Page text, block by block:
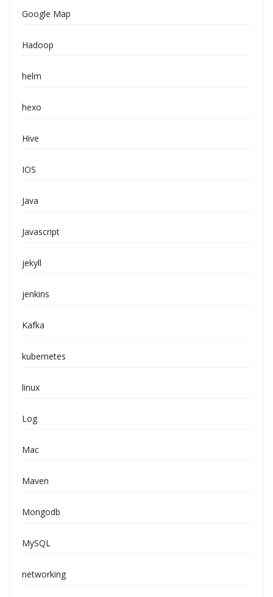
Google Map
Hadoop
helm
hexo
Hive
IOS
Java
Javascript
jekyll
jenkins
Kafka
kubernetes
linux
Log
Mac
Maven
Mongodb
MySQL
networking